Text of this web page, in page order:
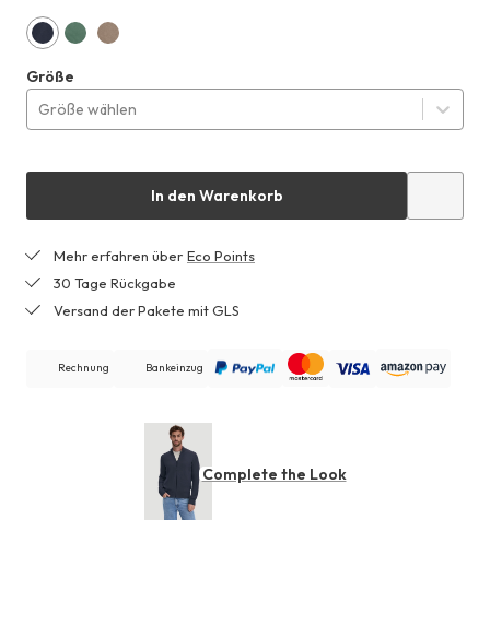
anstatt
139,99 €
Größe
Größe wählen
In den Warenkorb
Mehr erfahren über Eco Points
30 Tage Rückgabe
Versand der Pakete mit GLS
Rechnung Bankeinzug
Complete the Look